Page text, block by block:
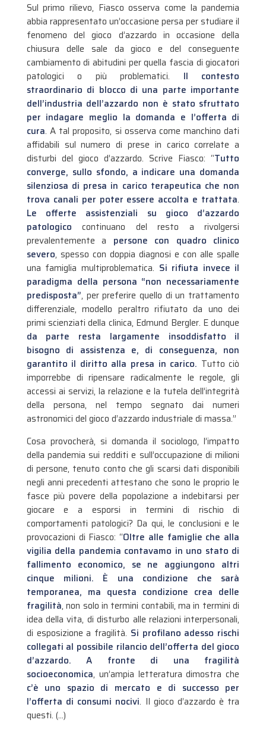
Sul primo rilievo, Fiasco osserva come la pandemia
abbia rappresentato un’occasione persa per studiare il
fenomeno del gioco d’azzardo in occasione della
chiusura delle sale da gioco e del conseguente
cambiamento di abitudini per quella fascia di giocatori
patologici o più problematici. Il contesto
straordinario di blocco di una parte importante
dell’industria dell’azzardo non è stato sfruttato
per indagare meglio la domanda e l’offerta di
cura. A tal proposito, si osserva come manchino dati
affidabili sul numero di prese in carico correlate a
disturbi del gioco d’azzardo. Scrive Fiasco: “Tutto
converge, sullo sfondo, a indicare una domanda
silenziosa di presa in carico terapeutica che non
trova canali per poter essere accolta e trattata.
Le offerte assistenziali su gioco d’azzardo
patologico continuano del resto a rivolgersi
prevalentemente a persone con quadro clinico
severo, spesso con doppia diagnosi e con alle spalle
una famiglia multiproblematica. Si rifiuta invece il
paradigma della persona “non necessariamente
predisposta”, per preferire quello di un trattamento
differenziale, modello peraltro rifiutato da uno dei
primi scienziati della clinica, Edmund Bergler. E dunque
da parte resta largamente insoddisfatto il
bisogno di assistenza e, di conseguenza, non
garantito il diritto alla presa in carico. Tutto ciò
imporrebbe di ripensare radicalmente le regole, gli
accessi ai servizi, la relazione e la tutela dell’integrità
della persona, nel tempo segnato dai numeri
astronomici del gioco d’azzardo industriale di massa.”
Cosa provocherà, si domanda il sociologo, l’impatto
della pandemia sui redditi e sull’occupazione di milioni
di persone, tenuto conto che gli scarsi dati disponibili
negli anni precedenti attestano che sono le proprio le
fasce più povere della popolazione a indebitarsi per
giocare e a esporsi in termini di rischio di
comportamenti patologici? Da qui, le conclusioni e le
provocazioni di Fiasco: “Oltre alle famiglie che alla
vigilia della pandemia contavamo in uno stato di
fallimento economico, se ne aggiungono altri
cinque milioni. È una condizione che sarà
temporanea, ma questa condizione crea delle
fragilità, non solo in termini contabili, ma in termini di
idea della vita, di disturbo alle relazioni interpersonali,
di esposizione a fragilità. Si profilano adesso rischi
collegati al possibile rilancio dell’offerta del gioco
d’azzardo.
A fronte di una fragilità
socioeconomica, un’ampia letteratura dimostra che
c’è uno spazio di mercato e di successo per
l’offerta di consumi nocivi. Il gioco d’azzardo è tra
questi. (…)